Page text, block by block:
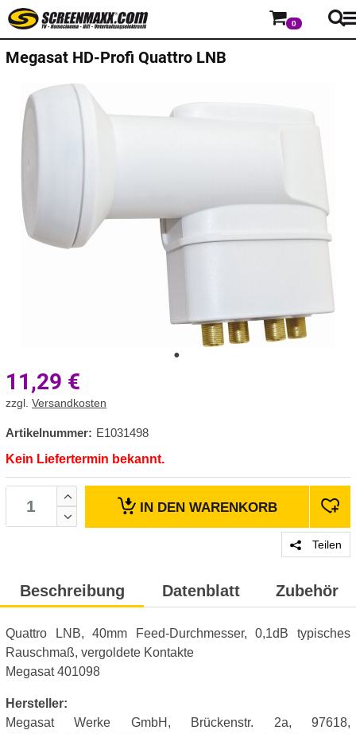
0
Megasat HD-Profi Quattro LNB
11,29 €
zzgl. Versandkosten
Artikelnummer: E1031498
Kein Liefertermin bekannt.
IN DEN WARENKORB
Teilen
Beschreibung Datenblatt Zubehör
Quattro LNB, 40mm Feed-Durchmesser, 0,1dB typisches
Rauschmaß, vergoldete Kontakte
Megasat 401098
Hersteller:
Megasat Werke GmbH, Brückenstr. 2a, 97618,